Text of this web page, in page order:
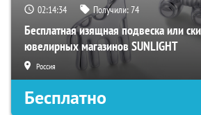
02:14:33 Получили:74
Бесплатная изящная подвеска или
ювелирных магазинов SUNLIGHT
Россия
Бесплатно